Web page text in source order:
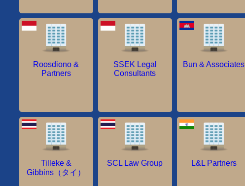
Roosdiono &
Partners
SSEK Legal
Consultants
Bun & Associates
Tilleke &
Gibbins（タイ）
SCL Law Group L&L Partners